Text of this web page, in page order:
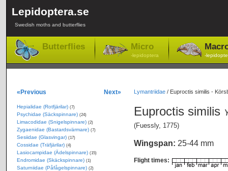
Lepidoptera.se
Swedish moths and butterflies
Butterflies Micro
-lepidoptera -
Lymantriidae/ Euproctis similis -
Euproctis similis
(Fuessly, 1775)
Wingspan: 25-44 mm
Flight times:
«Previous Next»
Hepialidae (Rotfjärilar) (7)
Psychidae (Säckspinnare) (24)
Limacodidae (Snigelspinnare) (2)
Zygaenidae (Bastardsvärmare) (7)
Sesiidae (Glasvingar) (17)
Cossidae (Träfjärilar) (4)
Lasiocampidae (Ädelspinnare) (15)
Endromidae (Skäckspinnare) (1)
Saturniidae (Påfågelspinnare) (2)